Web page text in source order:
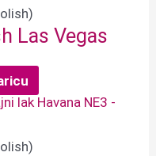
Las Vegas